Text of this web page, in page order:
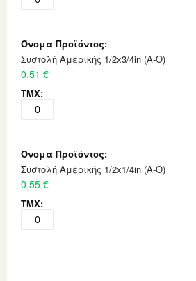
Συστολή Αμερικής 1/2x3/4in (Α-Θ)
0,51 €
Συστολή Αμερικής 1/2x1/4in (Α-Θ)
0,55 €